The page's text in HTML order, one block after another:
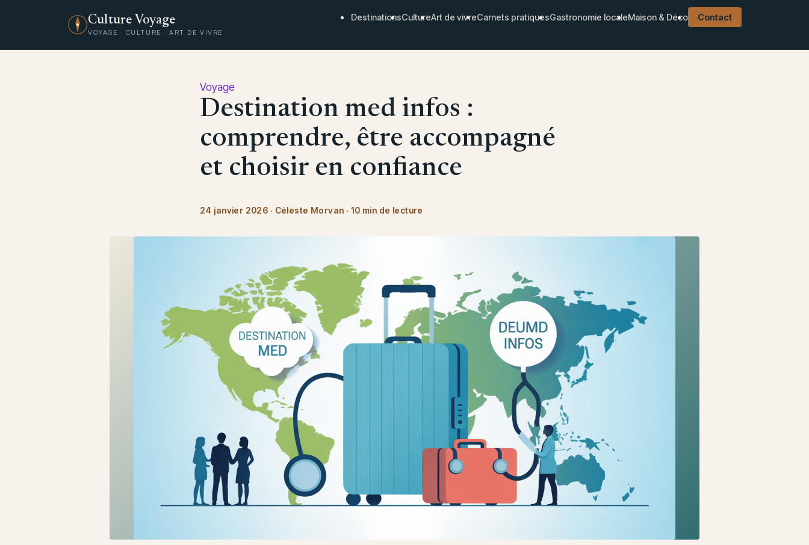
Culture Voyage
VOYAGE · CULTURE · ART DE VIVRE
DestinationsCultureArt de vivreCarnets pratiquesGastronomie localeMaison & Déco Contact
Voyage
Destination med infos :
comprendre, être accompagné
et choisir en confiance
24 janvier 2026 · Céleste Morvan · 10 min de lecture